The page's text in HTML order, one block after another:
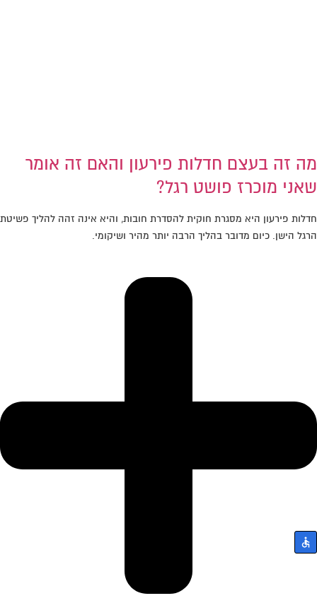
מה זה בעצם חדלות פירעון והאם זה אומר
שאני מוכרז פושט רגל?
חדלות פירעון היא מסגרת חוקית להסדרת חובות, והיא אינה זהה להליך פשיטת
הרגל הישן. כיום מדובר בהליך הרבה יותר מהיר ושיקומי.